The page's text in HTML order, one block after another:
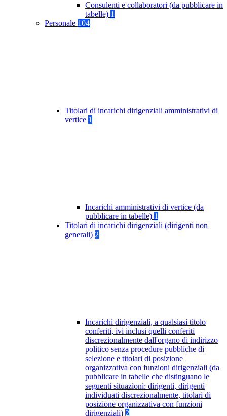
Consulenti e collaboratori (da pubblicare in
tabelle) 1
Personale 104
Titolari di incarichi dirigenziali amministrativi di
vertice 1
Incarichi amministrativi di vertice (da
pubblicare in tabelle) 1
Titolari di incarichi dirigenziali (dirigenti non
generali) 2
Incarichi dirigenziali, a qualsiasi titolo
conferiti, ivi inclusi quelli conferiti
discrezionalmente dall'organo di indirizzo
politico senza procedure pubbliche di
selezione e titolari di posizione
organizzativa con funzioni dirigenziali (da
pubblicare in tabelle che distinguano le
seguenti situazioni: dirigenti, dirigenti
individuati discrezionalmente, titolari di
posizione organizzativa con funzioni
dirigenziali) 2